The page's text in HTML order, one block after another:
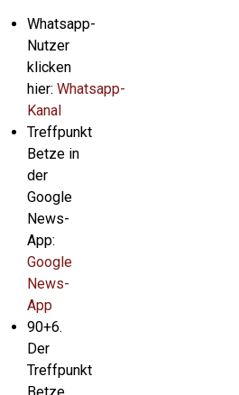
Whatsapp-
Nutzer
klicken
hier: Whatsapp-
Kanal
Treffpunkt
Betze in
der
Google
News-
App:
Google
News-
App
90+6.
Der
Treffpunkt
Betze